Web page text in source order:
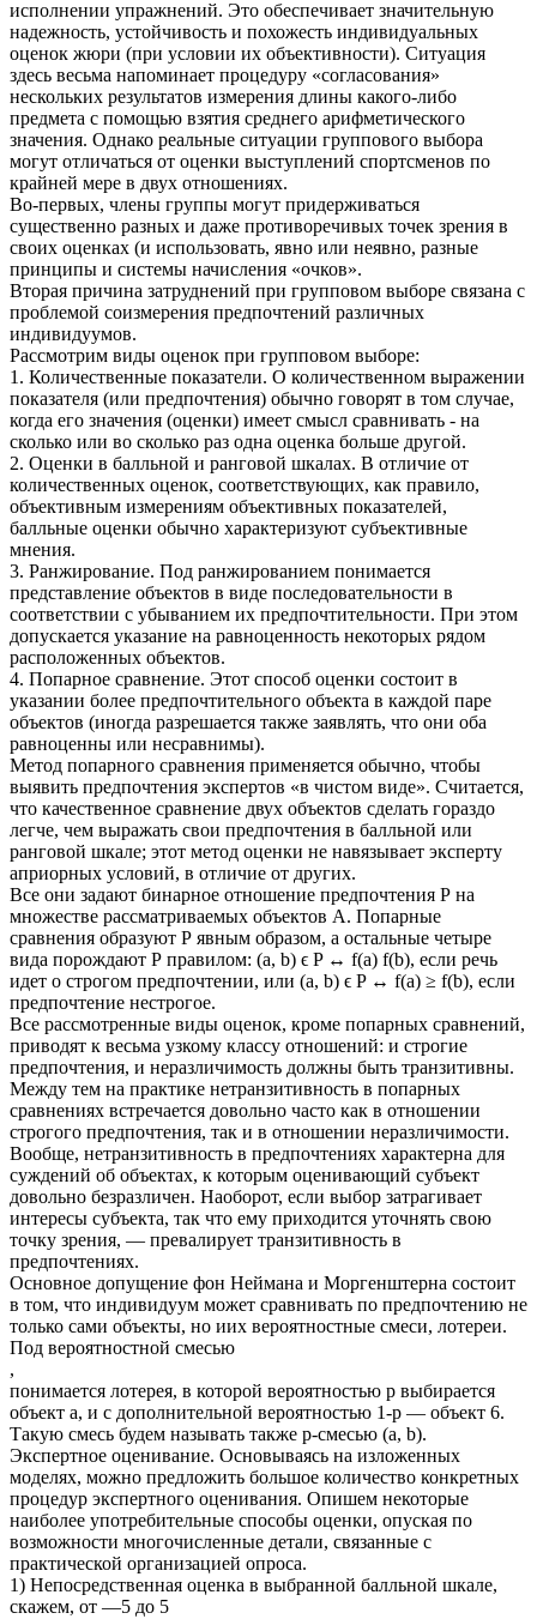
исполнении упражнений. Это обеспечивает значительную
надежность, устойчивость и похожесть индивидуальных
оценок жюри (при условии их объективности). Ситуация
здесь весьма напоминает процедуру «согласования»
нескольких результатов измерения длины какого-либо
предмета с помощью взятия среднего арифметического
значения. Однако реальные ситуации группового выбора
могут отличаться от оценки выступлений спортсменов по
крайней мере в двух отношениях.
Во-первых, члены группы могут придерживаться
существенно разных и даже противоречивых точек зрения в
своих оценках (и использовать, явно или неявно, разные
принципы и системы начисления «очков».
Вторая причина затруднений при групповом выборе связана с
проблемой соизмерения предпочтений различных
индивидуумов.
Рассмотрим виды оценок при групповом выборе:
1. Количественные показатели. О количественном выражении
показателя (или предпочтения) обычно говорят в том случае,
когда его значения (оценки) имеет смысл сравнивать - на
сколько или во сколько раз одна оценка больше другой.
2. Оценки в балльной и ранговой шкалах. В отличие от
количественных оценок, соответствующих, как правило,
объективным измерениям объективных показателей,
балльные оценки обычно характеризуют субъективные
мнения.
3. Ранжирование. Под ранжированием понимается
представление объектов в виде последовательности в
соответствии с убыванием их предпочтительности. При этом
допускается указание на равноценность некоторых рядом
расположенных объектов.
4. Попарное сравнение. Этот способ оценки состоит в
указании более предпочтительного объекта в каждой паре
объектов (иногда разрешается также заявлять, что они оба
равноценны или несравнимы).
Метод попарного сравнения применяется обычно, чтобы
выявить предпочтения экспертов «в чистом виде». Считается,
что качественное сравнение двух объектов сделать гораздо
легче, чем выражать свои предпочтения в балльной или
ранговой шкале; этот метод оценки не навязывает эксперту
априорных условий, в отличие от других.
Все они задают бинарное отношение предпочтения Р на
множестве рассматриваемых объектов А. Попарные
сравнения образуют Р явным образом, а остальные четыре
вида порождают Р правилом: (a, b) ϵ P ↔ f(a) f(b), если речь
идет о строгом предпочтении, или (a, b) ϵ P ↔ f(a) ≥ f(b), если
предпочтение нестрогое.
Все рассмотренные виды оценок, кроме попарных сравнений,
приводят к весьма узкому классу отношений: и строгие
предпочтения, и неразличимость должны быть транзитивны.
Между тем на практике нетранзитивность в попарных
сравнениях встречается довольно часто как в отношении
строгого предпочтения, так и в отношении неразличимости.
Вообще, нетранзитивность в предпочтениях характерна для
суждений об объектах, к которым оценивающий субъект
довольно безразличен. Наоборот, если выбор затрагивает
интересы субъекта, так что ему приходится уточнять свою
точку зрения, — превалирует транзитивность в
предпочтениях.
Основное допущение фон Неймана и Моргенштерна состоит
в том, что индивидуум может сравнивать по предпочтению не
только сами объекты, но иих вероятностные смеси, лотереи.
Под вероятностной смесью
,
понимается лотерея, в которой вероятностью р выбирается
объект а, и с дополнительной вероятностью 1-р — объект 6.
Такую смесь будем называть также р-смесью (а, b).
Экспертное оценивание. Основываясь на изложенных
моделях, можно предложить большое количество конкретных
процедур экспертного оценивания. Опишем некоторые
наиболее употребительные способы оценки, опуская по
возможности многочисленные детали, связанные с
практической организацией опроса.
1) Непосредственная оценка в выбранной балльной шкале,
скажем, от —5 до 5